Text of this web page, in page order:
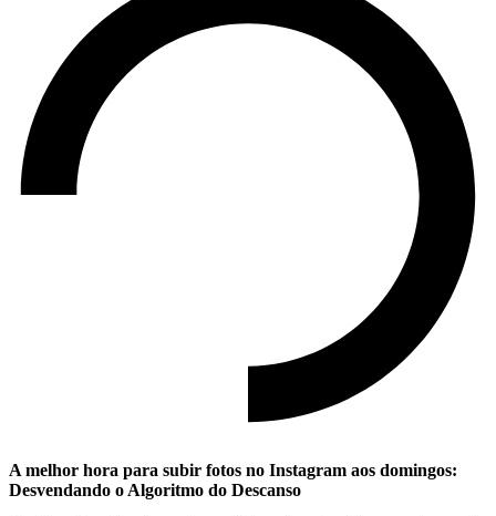
A ‍melhor hora ‌para⁣ subir fotos no ⁢Instagram aos domingos:⁢
Desvendando o Algoritmo do Descanso